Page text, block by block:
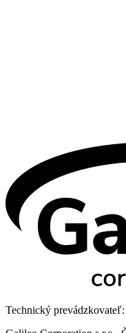
Technický prevádzkovateľ: